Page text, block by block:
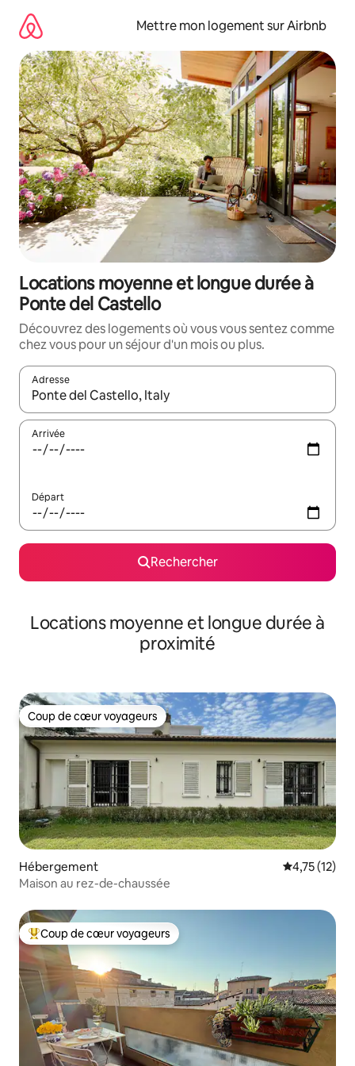
directement
contenu
Mettre mon logement sur Airbnb
Locations moyenne et longue durée à
Ponte del Castello
Découvrez des logements où vous vous sentez comme
chez vous pour un séjour d'un mois ou plus.
Adresse
Lorsque les résultats s'affichent, utilisez les flèches vers le
Arrivée
Départ
Rechercher
Locations moyenne et longue durée à
proximité
Coup de cœur voyageurs
Coup de cœur voyageurs
Hébergement Évaluation
4,75 (12)
Maison au rez-de-chaussée
Coups de cœur voyageurs les plus appréciés
Coup de cœur voyageurs